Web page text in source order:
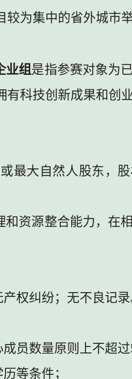
为集中的省外城市
业组是指参赛对象为
科技创新成果和创
最大自然人股东，
资源整合能力，在
权纠纷；无不良记录
员数量原则上不超过
等条件；